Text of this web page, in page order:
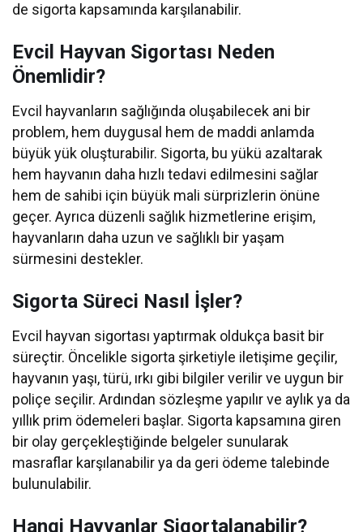
de sigorta kapsamında karşılanabilir.
Evcil Hayvan Sigortası Neden
Önemlidir?
Evcil hayvanların sağlığında oluşabilecek ani bir
problem, hem duygusal hem de maddi anlamda
büyük yük oluşturabilir. Sigorta, bu yükü azaltarak
hem hayvanın daha hızlı tedavi edilmesini sağlar
hem de sahibi için büyük mali sürprizlerin önüne
geçer. Ayrıca düzenli sağlık hizmetlerine erişim,
hayvanların daha uzun ve sağlıklı bir yaşam
sürmesini destekler.
Sigorta Süreci Nasıl İşler?
Evcil hayvan sigortası yaptırmak oldukça basit bir
süreçtir. Öncelikle sigorta şirketiyle iletişime geçilir,
hayvanın yaşı, türü, ırkı gibi bilgiler verilir ve uygun bir
poliçe seçilir. Ardından sözleşme yapılır ve aylık ya da
yıllık prim ödemeleri başlar. Sigorta kapsamına giren
bir olay gerçekleştiğinde belgeler sunularak
masraflar karşılanabilir ya da geri ödeme talebinde
bulunulabilir.
Hangi Hayvanlar Sigortalanabilir?